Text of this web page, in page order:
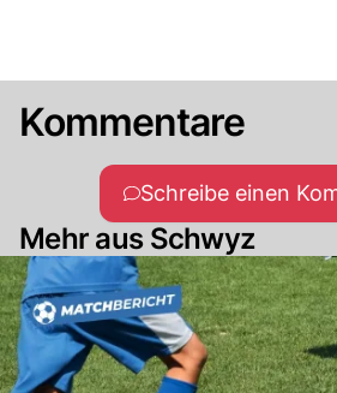
Kommentare
Schreibe einen
Mehr aus Schwyz